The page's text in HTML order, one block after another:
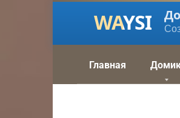
Главная